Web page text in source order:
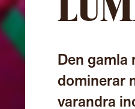
Den gamla
dominerar
varandra